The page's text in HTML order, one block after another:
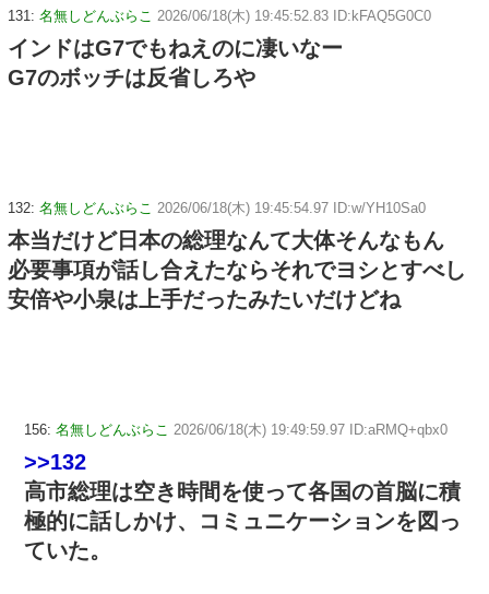
131: 名無しどんぶらこ 2026/06/18(木) 19:45:52.83 ID:kFAQ5G0C0
インドはG7でもねえのに凄いなー
G7のボッチは反省しろや
132: 名無しどんぶらこ 2026/06/18(木) 19:45:54.97 ID:w/YH10Sa0
本当だけど日本の総理なんて大体そんなもん
必要事項が話し合えたならそれでヨシとすべし
安倍や小泉は上手だったみたいだけどね
156: 名無しどんぶらこ 2026/06/18(木) 19:49:59.97 ID:aRMQ+qbx0
>>132
高市総理は空き時間を使って各国の首脳に積
極的に話しかけ、コミュニケーションを図っ
ていた。